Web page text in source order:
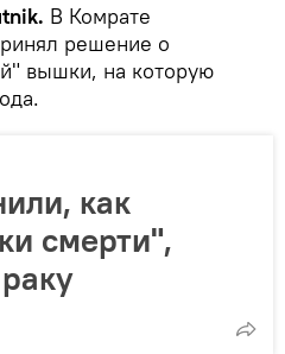
В Комрате
решение о
вышки, на которую
как
смерти",